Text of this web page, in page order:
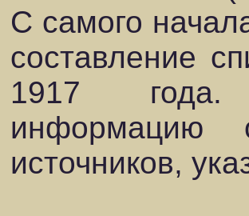
С самого
составление
1917 года.
источников,